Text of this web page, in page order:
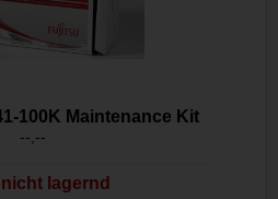
100K Maintenance Kit
--,--
lagernd